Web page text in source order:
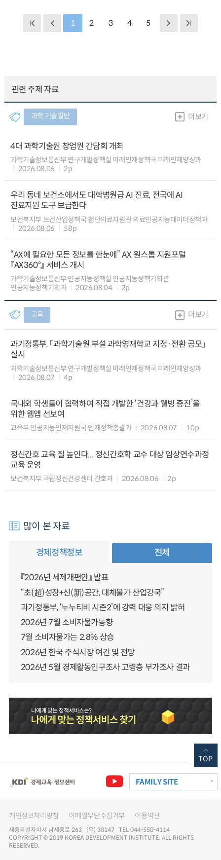
1 2 3 4 5
관련 주제 자료
과학.기술일반 더보기
4대 과학기술원 창업원 간담회 개최
과학기술정보통신부 연구개발정책실 미래인재정책국 미래인재양성과
2026.08.06
2p
우리 동네 보건소에서도 대학병원급 AI 진료, 전국에 AI
진료지원 도구 보급한다
보건복지부 보건산업정책국 첨단의료지원관 의료인공지능데이터정책과
2026.08.06
58p
“AX에 필요한 모든 정보를 한눈에” AX 원스톱 지원포털
『AX360°』 서비스 개시
과학기술정보통신부 인공지능정책실 인공지능정책기획관
인공지능정책기획과
2026.08.04 2p
교육 더보기
과기정통부, 「과학기술원 부설 과학영재학교 지정·전환 공모」
실시
과학기술정보통신부 연구개발정책실 미래인재정책국 미래인재양성과
2026.08.07
4p
국내외 학생들이 협력하여 직접 개발한 ‘건강과 웰빙 증진’을
위한 웹앱 선보여
교육부 인공지능인재지원국 인재정책총괄과 2026.08.07 10p
정신간호 교육 질 높인다... 정신간호학 교수 대상 임상연수과정
교육 운영
보건복지부 국립정신건강센터 간호과 2026.08.06 2p
많이 본 자료
경제정책정보 전체
『2026년 세제개편안』 발표
“초(超)성장+신(新)공간, 대체불가 산업강국”
과기정통부, ‘누누티비 시즌2’에 강력 대응 의지 밝혀
2026년 7월 소비자물가동향
7월 소비자물가는 2.8% 상승
2026년 한국 주식시장 여건 및 전망
2026년 5월 경제활동인구조사 고령층 부가조사 결과
FAMILY SITE
개인정보처리방침 이메일무단수집거부 이용약관
세종특별자치시 남세종로 263 (우) 30147 TEL 044-550-4114
COPYRIGHT © 2019 KOREA DEVELOPMENT INSTITUTE. ALL RIGHTS
RESERVED.
TOP